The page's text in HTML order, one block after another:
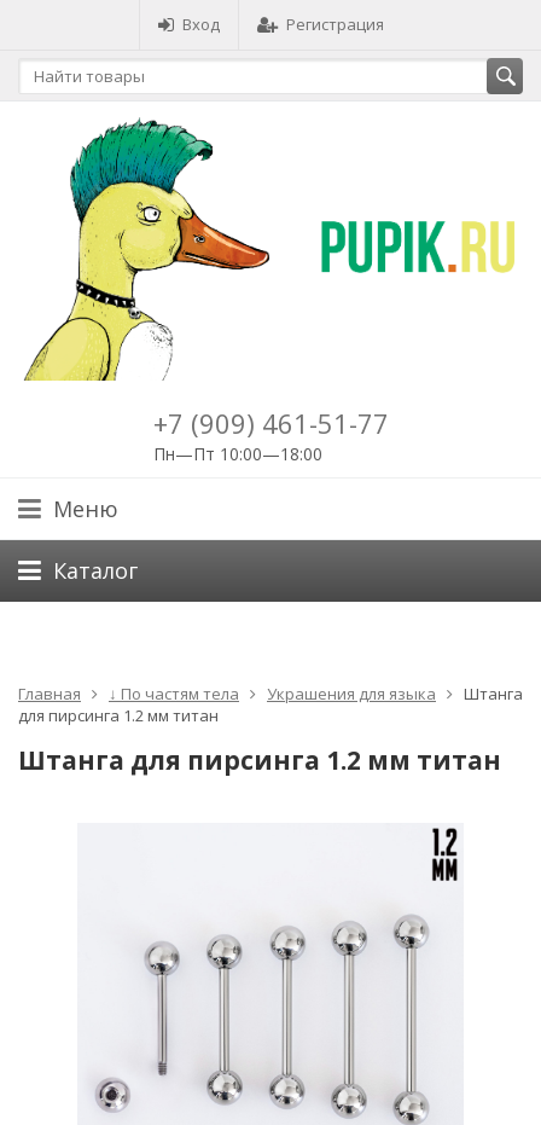
Вход Регистрация
+7 (909) 461-51-77
Пн—Пт 10:00—18:00
Меню
Каталог
Главная ↓ По частям тела Украшения для языка
Штанга
для пирсинга 1.2 мм титан
Штанга для пирсинга 1.2 мм титан